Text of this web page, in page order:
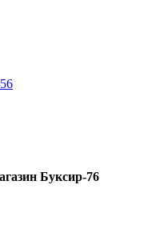
Буксир-76